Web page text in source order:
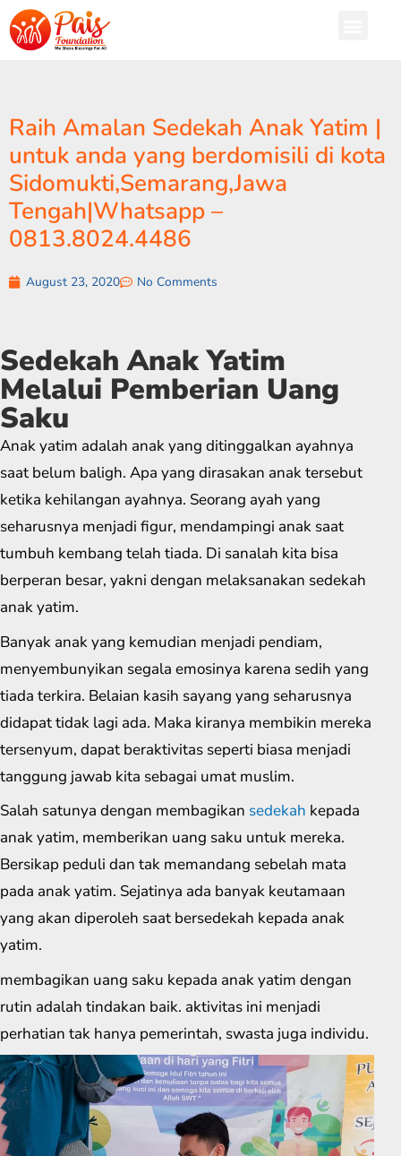
Raih Amalan Sedekah Anak Yatim |
untuk anda yang berdomisili di kota
Sidomukti,Semarang,Jawa
Tengah|Whatsapp –
0813.8024.4486
August 23, 2020 No Comments
Sedekah Anak Yatim
Melalui Pemberian Uang
Saku
Anak yatim adalah anak yang ditinggalkan ayahnya
saat belum baligh. Apa yang dirasakan anak tersebut
ketika kehilangan ayahnya. Seorang ayah yang
seharusnya menjadi figur, mendampingi anak saat
tumbuh kembang telah tiada. Di sanalah kita bisa
berperan besar, yakni dengan melaksanakan sedekah
anak yatim.
Banyak anak yang kemudian menjadi pendiam,
menyembunyikan segala emosinya karena sedih yang
tiada terkira. Belaian kasih sayang yang seharusnya
didapat tidak lagi ada. Maka kiranya membikin mereka
tersenyum, dapat beraktivitas seperti biasa menjadi
tanggung jawab kita sebagai umat muslim.
Salah satunya dengan membagikan sedekah kepada
anak yatim, memberikan uang saku untuk mereka.
Bersikap peduli dan tak memandang sebelah mata
pada anak yatim. Sejatinya ada banyak keutamaan
yang akan diperoleh saat bersedekah kepada anak
yatim.
membagikan uang saku kepada anak yatim dengan
rutin adalah tindakan baik. aktivitas ini menjadi
perhatian tak hanya pemerintah, swasta juga individu.